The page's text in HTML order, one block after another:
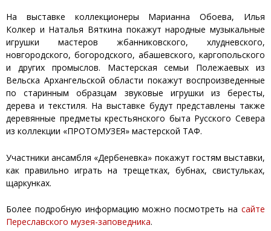
На выставке коллекционеры Марианна Обоева, Илья
Колкер и Наталья Вяткина покажут народные музыкальные
игрушки мастеров жбанниковского, хлудневского,
новгородского, богородского, абашевского, каргопольского
и других промыслов. Мастерская семьи Полежаевых из
Вельска Архангельской области покажут воспроизведенные
по старинным образцам звуковые игрушки из бересты,
дерева и текстиля. На выставке будут представлены также
деревянные предметы крестьянского быта Русского Севера
из коллекции «ПРОТОМУЗЕЯ» мастерской ТАФ.
Участники ансамбля «Дербеневка» покажут гостям выставки,
как правильно играть на трещетках, бубнах, свистульках,
щаркунках.
Более подробную информацию можно посмотреть на сайте
Переславского музея-заповедника.